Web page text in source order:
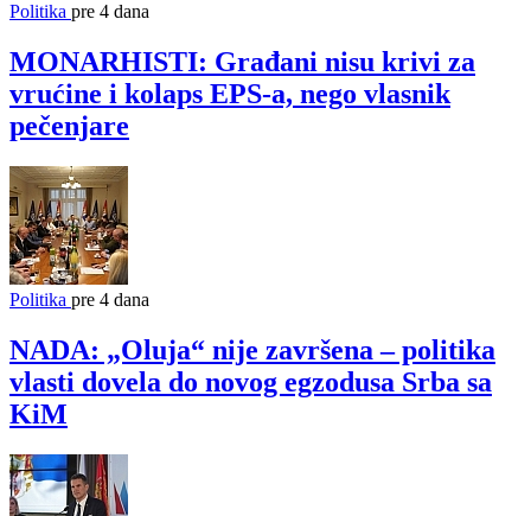
Politika pre 4 dana
MONARHISTI: Građani nisu krivi za
vrućine i kolaps EPS-a, nego vlasnik
pečenjare
Politika pre 4 dana
NADA: „Oluja“ nije završena – politika
vlasti dovela do novog egzodusa Srba sa
KiM